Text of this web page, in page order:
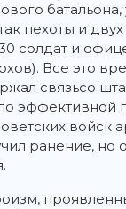
батальона,
пехоты и двух
солдат и
Все это
связьсо
эффективной
войск
ранение, но